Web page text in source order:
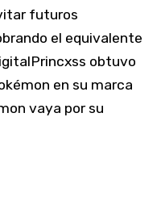
futuros
el equivalente
obtuvo
en su marca
vaya por su